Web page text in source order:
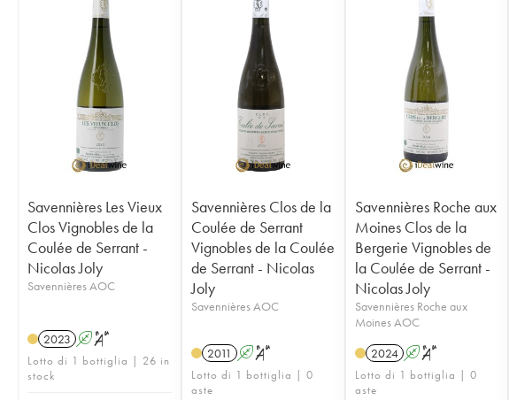
Savennières Les Vieux
Clos Vignobles de la
Coulée de Serrant -
Nicolas Joly
Savennières AOC
2023 A S
Lotto di 1 bottiglia | 26 in
stock
Savennières Clos de la
Coulée de Serrant
Vignobles de la Coulée
de Serrant - Nicolas
Joly
Savennières AOC
2011 A S
Lotto di 1 bottiglia | 0
aste
Savennières Roche aux
Moines Clos de la
Bergerie Vignobles de
la Coulée de Serrant -
Nicolas Joly
Savennières Roche aux
Moines AOC
2024 A S
Lotto di 1 bottiglia | 0
aste